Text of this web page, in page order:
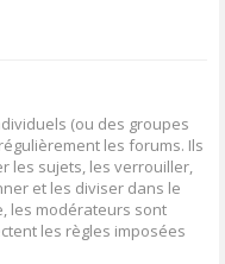
(ou des groupes
les forums. Ils
les sujets, les verrouiller,
et les diviser dans le
les modérateurs sont
les règles imposées